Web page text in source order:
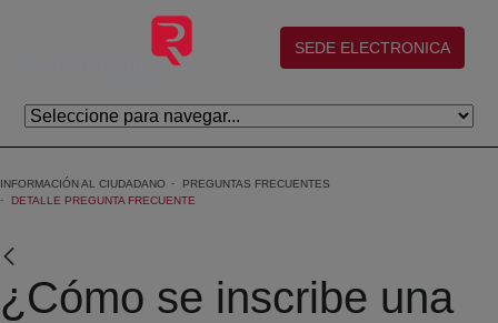
Saltar al contenido principal
(abre en nueva ventana)
SEDE ELECTRONICA
INFORMACIÓN AL CIUDADANO
PREGUNTAS FRECUENTES
DETALLE PREGUNTA FRECUENTE
¿Cómo se inscribe una